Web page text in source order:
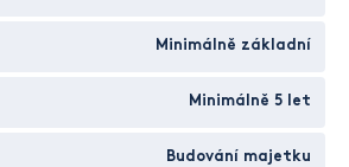
Minimálně základní
Minimálně 5 let
Budování majetku